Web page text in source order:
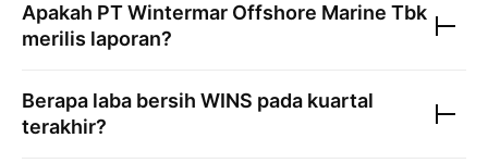
Apakah PT Wintermar Offshore Marine Tbk
merilis laporan?
Berapa laba bersih WINS pada kuartal
terakhir?